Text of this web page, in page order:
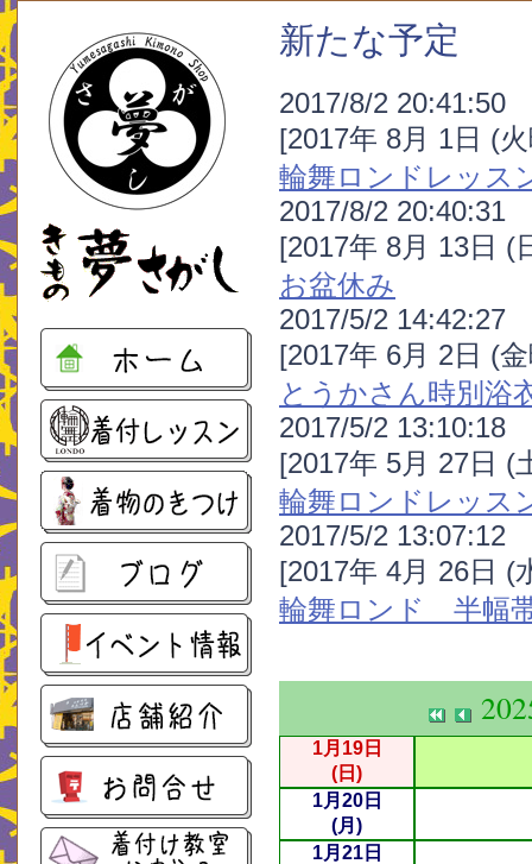
新たな予定
2017/8/2 20:41:50
[2017年 8月 1日 (
輪舞ロンドレッス
2017/8/2 20:40:31
[2017年 8月 13日 (
お盆休み
2017/5/2 14:42:27
[2017年 6月 2日 (
とうかさん時別浴
2017/5/2 13:10:18
[2017年 5月 27日 (
輪舞ロンドレッス
2017/5/2 13:07:12
[2017年 4月 26日 (
輪舞ロンド 半幅
1月19日
(日)
1月20日
(月)
1月21日